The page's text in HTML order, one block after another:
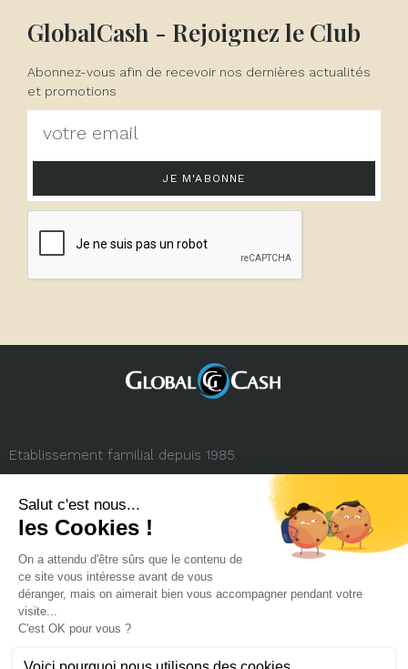
GlobalCash - Rejoignez le Club
Abonnez-vous afin de recevoir nos dernières actualités
et promotions
JE M'ABONNE
Etablissement familial depuis 1985.
69001 Lyon (FRANCE)
+33 (0) 4 78 27 35 45
Qui sommes-nous
Mentions légales
Politique RGPD